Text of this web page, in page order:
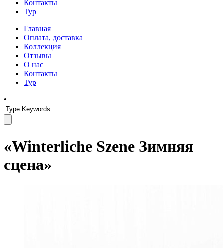
Контакты
Тур
Главная
Оплата, доставка
Коллекция
Отзывы
О нас
Контакты
Тур
•
«Winterliche Szene Зимняя
сцена»